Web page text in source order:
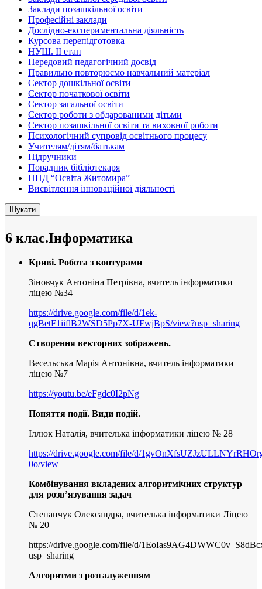
Заклади позашкільної освіти
Професійні заклади
Дослідно-експериментальна діяльність
Курсова перепідготовка
НУШ. ІІ етап
Передовий педагогічний досвід
Правильно повторюємо навчальний матеріал
Сектор дошкільної освіти
Сектор початкової освіти
Сектор загальної освіти
Сектор роботи з обдарованими дітьми
Сектор позашкільної освіти та виховної роботи
Психологічний супровід освітнього процесу
Учителям/дітям/батькам
Підручники
Порадник бібліотекаря
ППД “Освіта Житомира”
Висвітлення інноваційної діяльності
6 клас.Інформатика
Криві. Робота з контурами
Зіновчук Антоніна Петрівна, вчитель інформатики
ліцею №34
https://drive.google.com/file/d/1ek-
qgBetF1iiflB2WSD5Pp7X-UFwjBpS/view?usp=sharing
Створення векторних зображень.
Весельська Марія Антонівна, вчитель інформатики
ліцею №7
https://youtu.be/eFgdc0I2pNg
Поняття події. Види подій.
Іллюк Наталія, вчителька інформатики ліцею № 28
https://drive.google.com/file/d/
0o/view
Комбінування вкладених алгоритмічних структур
для розв’язування задач
Степанчук Олександра, вчителька інформатики Ліцею
№ 20
https://drive.google.com/file/d/
usp=sharing
Алгоритми з розгалуженням